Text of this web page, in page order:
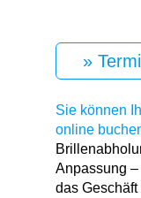
»
Sie können
online
Anpassung
das